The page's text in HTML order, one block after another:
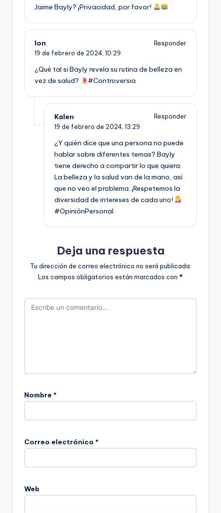
Jaime Bayly? ¡Privacidad, por favor!
Ion
Responder
19 de febrero de 2024, 10:29
¿Qué tal si Bayly revela su rutina de belleza en
vez de salud?
#Controversia
Kalen
Responder
19 de febrero de 2024, 13:29
¿Y quién dice que una persona no puede
hablar sobre diferentes temas? Bayly
tiene derecho a compartir lo que quiera.
La belleza y la salud van de la mano, así
que no veo el problema. ¡Respetemos la
diversidad de intereses de cada uno!
#OpiniónPersonal
Deja una respuesta
Tu dirección de correo electrónico no será publicada.
Los campos obligatorios están marcados con *
Nombre *
Correo electrónico *
Web